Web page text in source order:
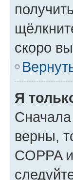
скоро
Я
верны,
COPPA